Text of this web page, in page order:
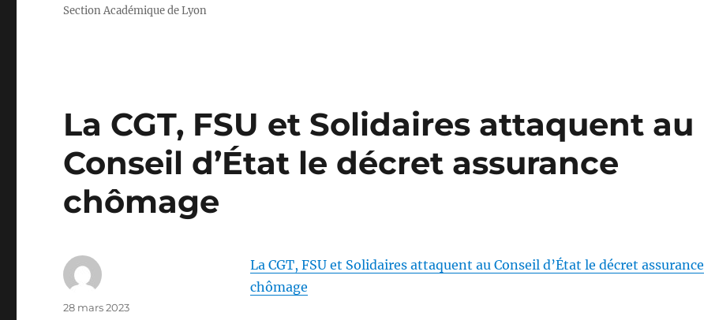
Section Académique de Lyon
La CGT, FSU et Solidaires attaquent au
Conseil d’État le décret assurance
chômage
La CGT, FSU et Solidaires attaquent au Conseil d’État le décret assurance
chômage
Auteur
Publié
28 mars 2023